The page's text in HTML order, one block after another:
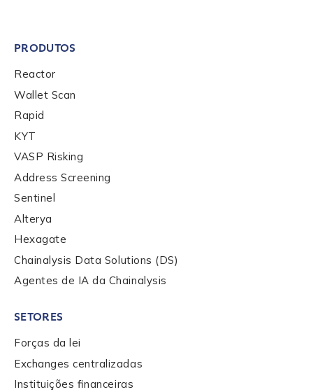
PRODUTOS
Reactor
Wallet Scan
Rapid
KYT
VASP Risking
Address Screening
Sentinel
Alterya
Hexagate
Chainalysis Data Solutions (DS)
Agentes de IA da Chainalysis
SETORES
Forças da lei
Exchanges centralizadas
Instituições financeiras